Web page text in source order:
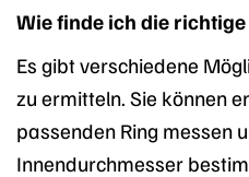
Wie finde ich die
Es gibt verschiedene
zu ermitteln. Sie können
passenden Ring messen
Innendurchmesser